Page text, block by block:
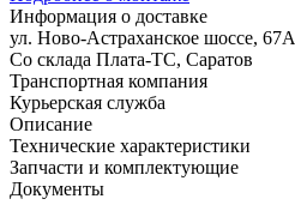
Информация о доставке
ул. Ново-Астраханское шоссе, 67А
Со склада Плата-ТС, Саратов
Транспортная компания
Курьерская служба
Описание
Технические характеристики
Запчасти и комплектующие
Документы